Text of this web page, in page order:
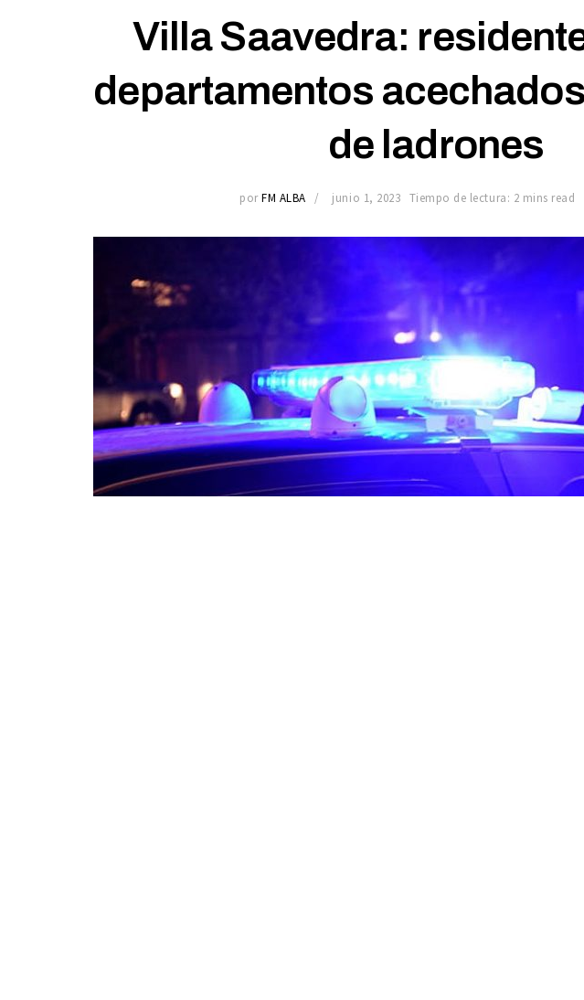
Villa Saavedra:
departamentos
de ladrones
por FM ALBA junio 1, 2023 Tiempo de lectura: 2 mins read